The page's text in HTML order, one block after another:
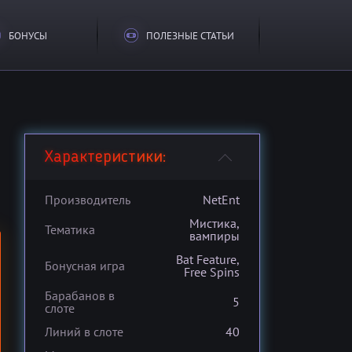
БОНУСЫ ПОЛЕЗНЫЕ СТАТЬИ
Характеристики:
Производитель
NetEnt
Тематика
Мистика,
вампиры
Бонусная игра
Bat Feature,
Free Spins
Барабанов в
слоте
5
Линий в слоте
40